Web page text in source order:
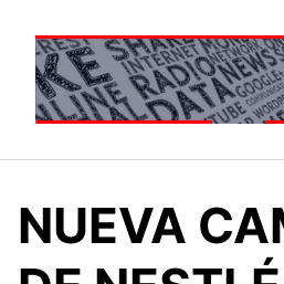
contenido
NUEVA